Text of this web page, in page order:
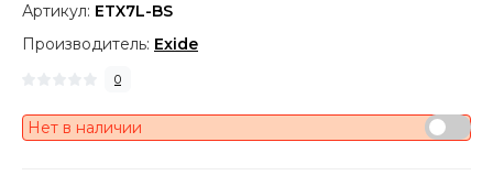
Артикул: ETX7L-BS
Производитель: Exide
0
Нет в наличии